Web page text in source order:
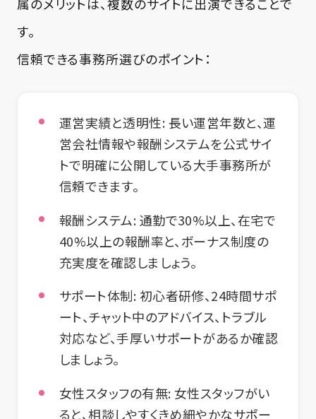
す。
信頼できる事務所選びのポイント：
運営実績と透明性:長い運営年数と、運
営会社情報や報酬システムを公式サイ
トで明確に公開している大手事務所が
信頼できます。
報酬システム:通勤で30%以上、在宅で
40%以上の報酬率と、ボーナス制度の
充実度を確認しましょう。
サポート体制: 初心者研修、24時間サポ
ート、チャット中のアドバイス、トラブル
対応など、手厚いサポートがあるか確認
しましょう。
女性スタッフの有無: 女性スタッフがい
ると、相談しやすくきめ細やかなサポー